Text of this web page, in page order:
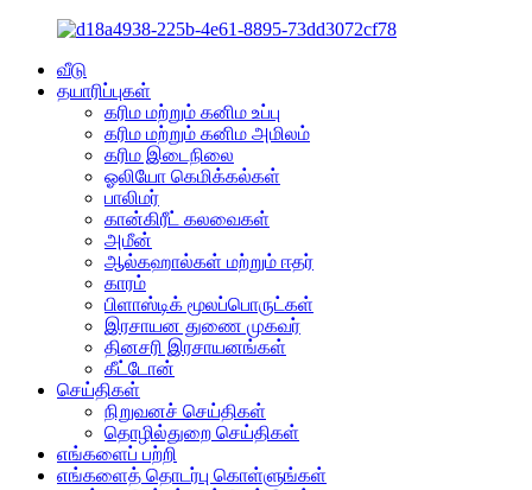
வீடு
தயாரிப்புகள்
கரிம மற்றும் கனிம உப்பு
கரிம மற்றும் கனிம அமிலம்
கரிம இடைநிலை
ஓலியோ கெமிக்கல்கள்
பாலிமர்
கான்கிரீட் கலவைகள்
அமீன்
ஆல்கஹால்கள் மற்றும் ஈதர்
காரம்
பிளாஸ்டிக் மூலப்பொருட்கள்
இரசாயன துணை முகவர்
தினசரி இரசாயனங்கள்
கீட்டோன்
செய்திகள்
நிறுவனச் செய்திகள்
தொழில்துறை செய்திகள்
எங்களைப் பற்றி
எங்களைத் தொடர்பு கொள்ளுங்கள்